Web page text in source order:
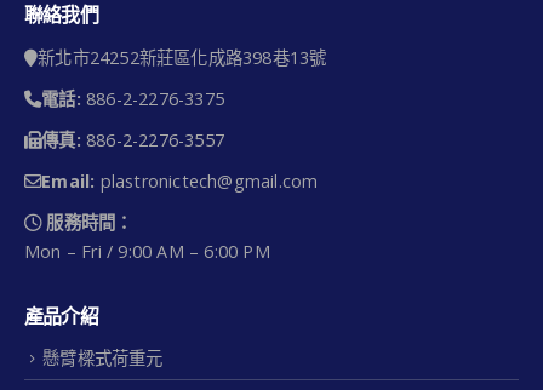
聯絡我們
新北市24252新莊區化成路398巷13號
電話: 886-2-2276-3375
傳真: 886-2-2276-3557
Email: plastronictech@gmail.com
服務時間：
Mon – Fri / 9:00 AM – 6:00 PM
產品介紹
懸臂樑式荷重元